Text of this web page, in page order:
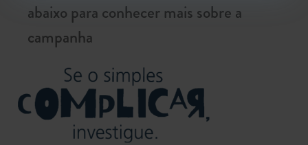
abaixo para conhecer mais sobre a
campanha